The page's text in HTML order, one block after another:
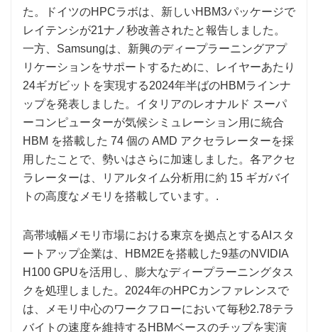
た。ドイツのHPCラボは、新しいHBM3パッケージで
レイテンシが21ナノ秒改善されたと報告しました。
一方、Samsungは、新興のディープラーニングアプ
リケーションをサポートするために、レイヤーあたり
24ギガビットを実現する2024年半ばのHBMラインナ
ップを発表しました。イタリアのレオナルド スーパ
ーコンピューターが気候シミュレーション用に統合
HBM を搭載した 74 個の AMD アクセラレーターを採
用したことで、勢いはさらに加速しました。各アクセ
ラレーターは、リアルタイム分析用に約 15 ギガバイ
トの高度なメモリを搭載しています。.
高帯域幅メモリ市場における東京を拠点とするAIスタ
ートアップ企業は、HBM2Eを搭載した9基のNVIDIA
H100 GPUを活用し、膨大なディープラーニングタス
クを処理しました。2024年のHPCカンファレンスで
は、メモリ中心のワークフローにおいて毎秒2.78テラ
バイトの速度を維持するHBMベースのチップを実演